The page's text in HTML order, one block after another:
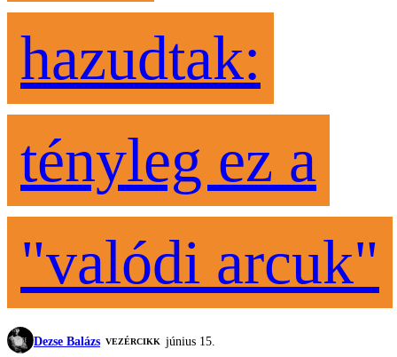
hazudtak:
tényleg ez a
"valódi arcuk"
Dezse Balázs VEZÉRCIKK június 15.